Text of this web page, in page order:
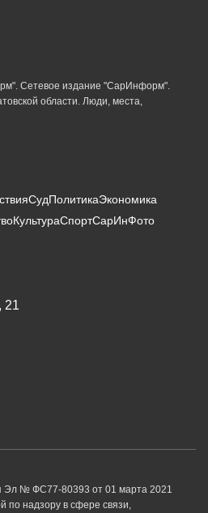
Сетевое издание "СарИнформ".
области. Люди, места,
СудПолитикаЭкономика
КультураСпортСарИнФото
21
Эл № ФС77-80393 от 01 марта 2021
по надзору в сфере связи,